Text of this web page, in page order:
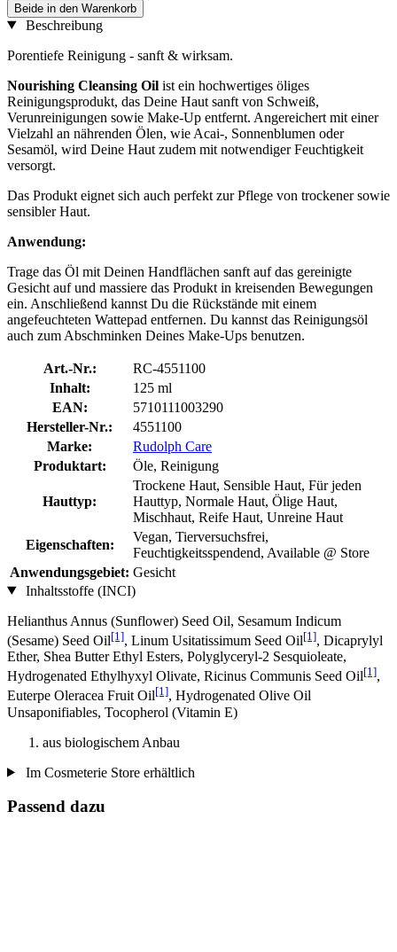
Beide in den Warenkorb
Beschreibung
Porentiefe Reinigung - sanft & wirksam.
Nourishing Cleansing Oil ist ein hochwertiges öliges
Reinigungsprodukt, das Deine Haut sanft von Schweiß,
Verunreinigungen sowie Make-Up entfernt. Angereichert mit einer
Vielzahl an nährenden Ölen, wie Acai-, Sonnenblumen oder
Sesamöl, wird Deine Haut zudem mit notwendiger Feuchtigkeit
versorgt.
Das Produkt eignet sich auch perfekt zur Pflege von trockener sowie
sensibler Haut.
Anwendung:
Trage das Öl mit Deinen Handflächen sanft auf das gereinigte
Gesicht auf und massiere das Produkt in kreisenden Bewegungen
ein. Anschließend kannst Du die Rückstände mit einem
angefeuchteten Wattepad entfernen. Du kannst das Reinigungsöl
auch zum Abschminken Deines Make-Ups benutzen.
Art.-Nr.:
RC-4551100
Inhalt:
125 ml
EAN:
5710111003290
Hersteller-Nr.:
4551100
Marke:
Rudolph Care
Produktart:
Öle, Reinigung
Hauttyp:
Trockene Haut, Sensible Haut, Für jeden
Hauttyp, Normale Haut, Ölige Haut,
Mischhaut, Reife Haut, Unreine Haut
Eigenschaften:
Vegan, Tierversuchsfrei,
Feuchtigkeitsspendend, Available @ Store
Anwendungsgebiet: Gesicht
Inhaltsstoffe (INCI)
Helianthus Annus (Sunflower) Seed Oil, Sesamum Indicum
(Sesame) Seed Oil[1], Linum Usitatissimum Seed Oil[1], Dicaprylyl
Ether, Shea Butter Ethyl Esters, Polyglyceryl-2 Sesquioleate,
Hydrogenated Ethylhyxyl Olivate, Ricinus Communis Seed Oil[1],
Euterpe Oleracea Fruit Oil[1], Hydrogenated Olive Oil
Unsaponifiables, Tocopherol (Vitamin E)
aus biologischem Anbau
Im Cosmeterie Store erhältlich
Passend dazu